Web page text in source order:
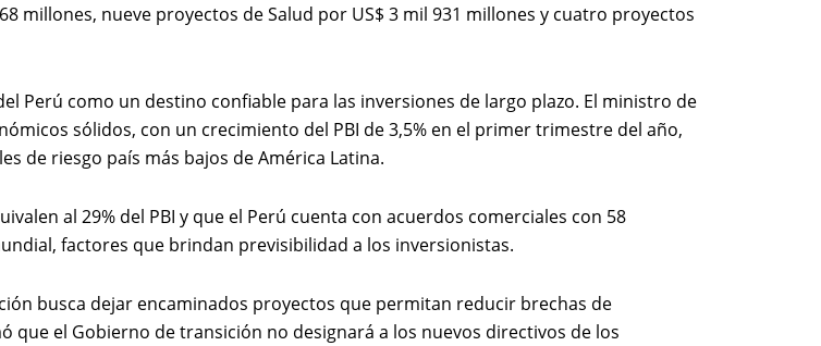
millones, nueve proyectos de Salud por US$ 3 mil 931 millones y cuatro proyectos
Perú como un destino confiable para las inversiones de largo plazo. El ministro de
sólidos, con un crecimiento del PBI de 3,5% en el primer trimestre del año,
de riesgo país más bajos de América Latina.
al 29% del PBI y que el Perú cuenta con acuerdos comerciales con 58
factores que brindan previsibilidad a los inversionistas.
busca dejar encaminados proyectos que permitan reducir brechas de
el Gobierno de transición no designará a los nuevos directivos de los